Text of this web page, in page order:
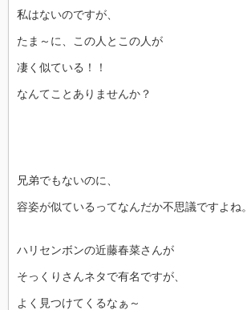
私はないのですが、
たま～に、この人とこの人が
凄く似ている！！
なんてことありませんか？
兄弟でもないのに、
容姿が似ているってなんだか不思議ですよね。
ハリセンボンの近藤春菜さんが
そっくりさんネタで有名ですが、
よく見つけてくるなぁ～